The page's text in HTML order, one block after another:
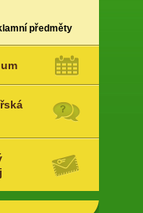
předměty